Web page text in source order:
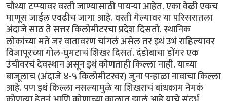
चौथ्या टप्प्यावर वरती जाण्यासाठी पायऱ्या आहेत. एका वेळी एकच
माणूस जाईल एवढीच जागा आहे. वरती गेल्यावर या परिसरातला
अंदाजे साठ ते सत्तर किलोमीटरचा प्रदेश दिसतो. स्थानिक
लोकांच्या मते जर वातावरण चांगलं असेल तर इथं उभं राहिल्यावर
विजापूरच्या गोल-घुमटाचं शिखर दिसतं. दंडोबाचा डोंगर एक
उंचीवरचं देवस्थान असून इथं कोणताही किल्ला नाही. याच्या
बाजूलाच (अंदाजे ४-५ किलोमीटरवर) जुना पन्हाळा नावाचा किल्ला
आहे. पण इथं किल्ला नसल्यामुळे या शिखराचं बांधकाम नेमकं